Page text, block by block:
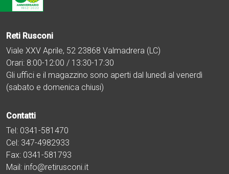
Reti Rusconi
Viale XXV Aprile, 52 23868 Valmadrera (LC)
Orari: 8:00-12:00 / 13:30-17:30
Gli uffici e il magazzino sono aperti dal lunedì al venerdì
(sabato e domenica chiusi)
Contatti
Tel: 0341-581470
Cel: 347-4982933
Fax: 0341-581793
Mail: info@retirusconi.it